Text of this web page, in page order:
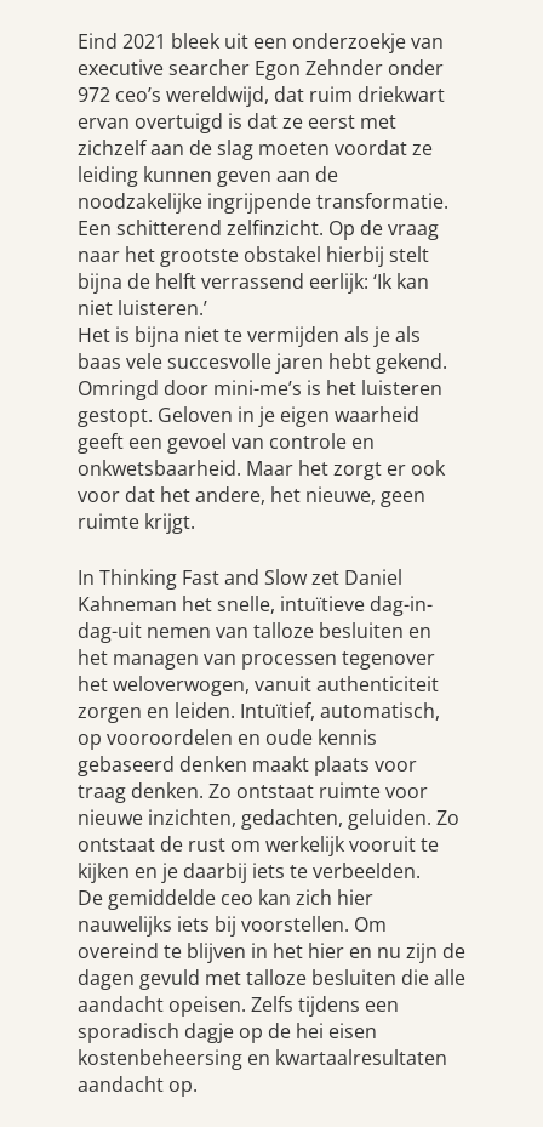
Eind 2021 bleek uit een onderzoekje van
executive searcher Egon Zehnder onder
972 ceo’s wereldwijd, dat ruim driekwart
ervan overtuigd is dat ze eerst met
zichzelf aan de slag moeten voordat ze
leiding kunnen geven aan de
noodzakelijke ingrijpende transformatie.
Een schitterend zelfinzicht. Op de vraag
naar het grootste obstakel hierbij stelt
bijna de helft verrassend eerlijk: ‘Ik kan
niet luisteren.’
Het is bijna niet te vermijden als je als
baas vele succesvolle jaren hebt gekend.
Omringd door mini-me’s is het luisteren
gestopt. Geloven in je eigen waarheid
geeft een gevoel van controle en
onkwetsbaarheid. Maar het zorgt er ook
voor dat het andere, het nieuwe, geen
ruimte krijgt.
In Thinking Fast and Slow zet Daniel
Kahneman het snelle, intuïtieve dag-in-
dag-uit nemen van talloze besluiten en
het managen van processen tegenover
het weloverwogen, vanuit authenticiteit
zorgen en leiden. Intuïtief, automatisch,
op vooroordelen en oude kennis
gebaseerd denken maakt plaats voor
traag denken. Zo ontstaat ruimte voor
nieuwe inzichten, gedachten, geluiden. Zo
ontstaat de rust om werkelijk vooruit te
kijken en je daarbij iets te verbeelden.
De gemiddelde ceo kan zich hier
nauwelijks iets bij voorstellen. Om
overeind te blijven in het hier en nu zijn de
dagen gevuld met talloze besluiten die alle
aandacht opeisen. Zelfs tijdens een
sporadisch dagje op de hei eisen
kostenbeheersing en kwartaalresultaten
aandacht op.